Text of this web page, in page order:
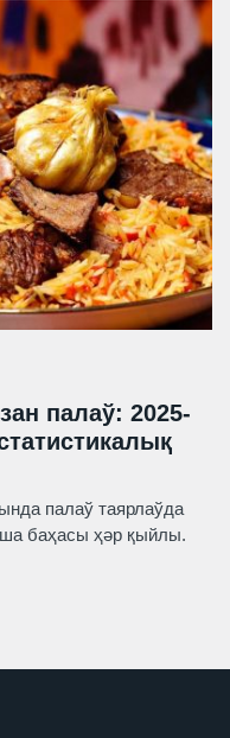
палаў: 2025-
палаў таярлаўда
баҳасы ҳәр қыйлы.